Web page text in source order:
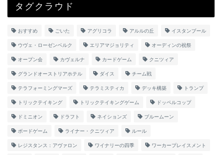
タグクラウド
おすすめ ごいた アグリコラ アルルの丘 イスタンブール
ウヴェ・ローゼンベルク エリアマジョリティ オーディンの祝祭
オープン会 カヴェルナ カードゲーム クニツィア
グランドオーストリアホテル ダイス チーム戦
テラフォーミングマーズ テラミスティカ デッキ構築 トランプ
トリックテイキング トリックテイキングゲーム ドッペルコップ
ドミニオン ドラフト ネイションズ ブルームーン
ボードゲーム ライナー・クニツィア ルール
レジスタンス：アヴァロン ワイナリーの四季 ワーカープレイスメント